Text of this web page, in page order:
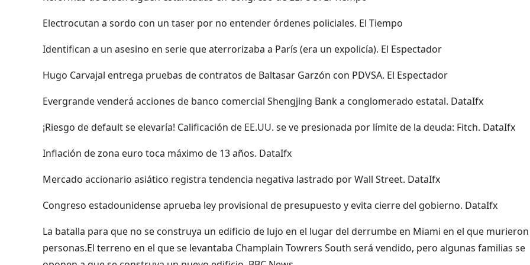
Electrocutan a sordo con un taser por no entender órdenes policiales. El Tiempo
Identifican a un asesino en serie que aterrorizaba a París (era un expolicía). El Espectador
Hugo Carvajal entrega pruebas de contratos de Baltasar Garzón con PDVSA. El Espectador
Evergrande venderá acciones de banco comercial Shengjing Bank a conglomerado estatal. DataIfx
¡Riesgo de default se elevaría! Calificación de EE.UU. se ve presionada por límite de la deuda: Fitch. DataIfx
Inflación de zona euro toca máximo de 13 años. DataIfx
Mercado accionario asiático registra tendencia negativa lastrado por Wall Street. DataIfx
Congreso estadounidense aprueba ley provisional de presupuesto y evita cierre del gobierno. DataIfx
La batalla para que no se construya un edificio de lujo en el lugar del derrumbe en Miami en el que
personas.El terreno en el que se levantaba Champlain Towrers South será vendido, pero algunas familias se